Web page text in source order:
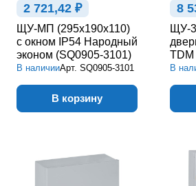
2 721,42 ₽
ЩУ-МП (295х190х110)
с окном IP54 Народный
эконом (SQ0905-3101)
В наличииАрт. SQ0905-3101
В корзину
8
ЩУ-
TDM
В